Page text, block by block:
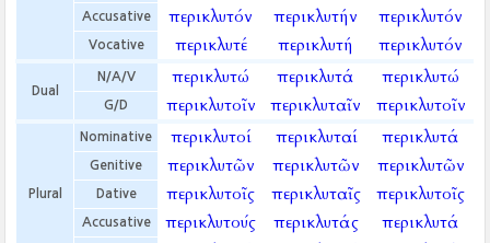
Accusative περικλυτόν περικλυτήν περικλυτόν
Vocative περικλυτέ περικλυτή περικλυτόν
Dual
N/A/V περικλυτώ περικλυτά περικλυτώ
G/D περικλυτοῖν περικλυταῖν περικλυτοῖν
Plural
Nominative περικλυτοί περικλυταί περικλυτά
Genitive περικλυτῶν περικλυτῶν περικλυτῶν
Dative περικλυτοῖς περικλυταῖς περικλυτοῖς
Accusative περικλυτούς περικλυτάς περικλυτά